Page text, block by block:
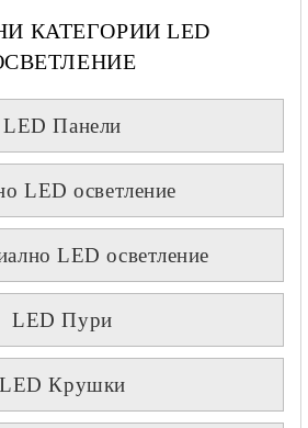
КАТЕГОРИИ LED
LED Панели
LED осветление
LED осветление
LED Пури
LED Крушки